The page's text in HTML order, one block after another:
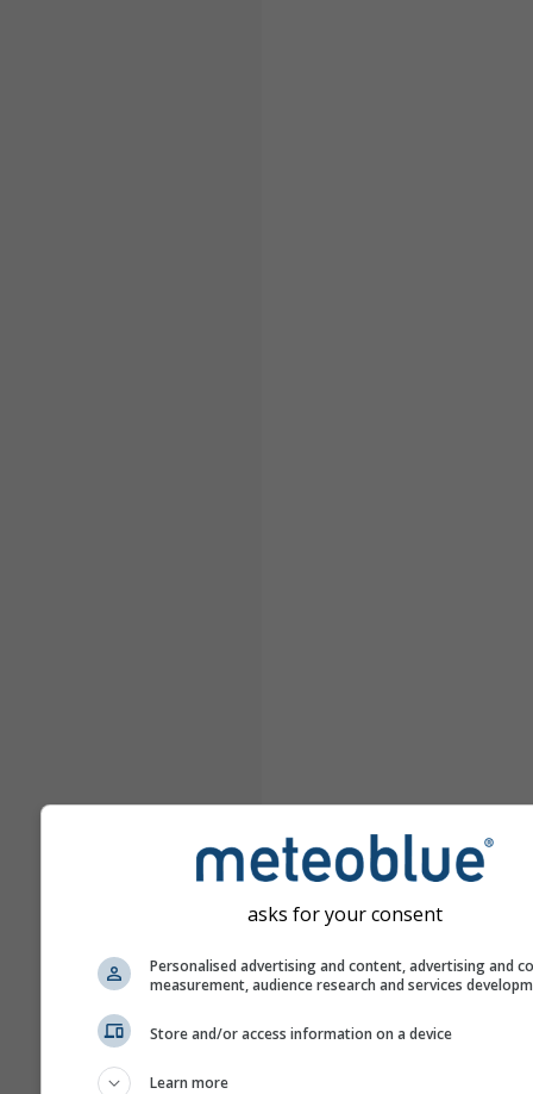
asks for your consent
Personalised advertising and content, advertising and
measurement, audience research and services
Store and/or access information on a device
Learn more